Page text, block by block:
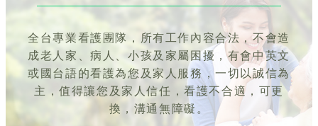
全台專業看護團隊，所有工作內容合法，不會造
成老人家、病人、小孩及家屬困擾，有會中英文
或國台語的看護為您及家人服務，一切以誠信為
主，值得讓您及家人信任，看護不合適，可更
換，溝通無障礙。